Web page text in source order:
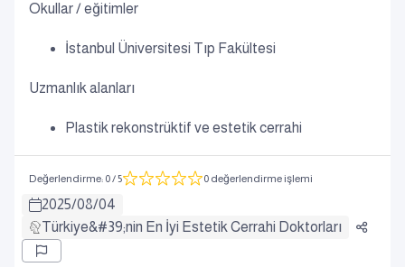
Okullar / eğitimler
İstanbul Üniversitesi Tıp Fakültesi
Uzmanlık alanları
Plastik rekonstrüktif ve estetik cerrahi
Değerlendirme: 0/ 5 0 değerlendirme işlemi
2025/08/04
Türkiye&#39;nin En İyi Estetik Cerrahi Doktorları